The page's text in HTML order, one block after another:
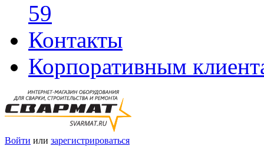
59
Контакты
Корпоративным
Войти или зарегистрироваться